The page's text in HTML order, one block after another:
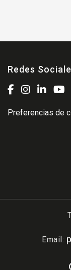
Redes
Preferencias de
Email: